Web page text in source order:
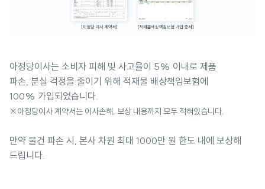
아정당이사는 소비자 피해 및 사고율이 5% 이내로 제품
파손, 분실 걱정을 줄이기 위해 적재물 배상책임보험에
100% 가입되었습니다.
※아정당이사 계약서는 이사손해, 보상 내용까지 모두 적혀있습니다.
만약 물건 파손 시, 본사 차원 최대 1000만 원 한도 내에 보상해
드립니다.